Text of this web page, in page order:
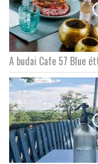
A budai Cafe 57 Blue